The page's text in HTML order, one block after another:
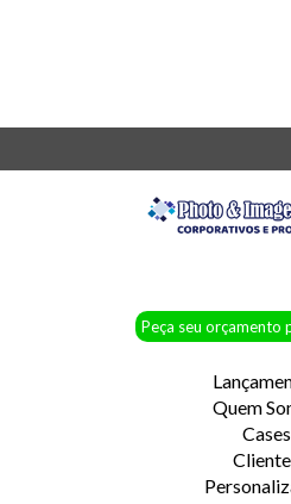
Peça seu orçamento
Quem
Cases